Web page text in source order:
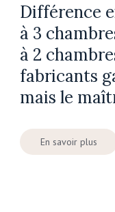
Différence
à 3
à 2
fabricants
mais le
En savoir plus